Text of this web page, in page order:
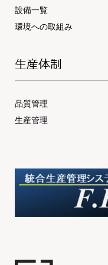
設備一覧
環境への取組み
生産体制
品質管理
生産管理